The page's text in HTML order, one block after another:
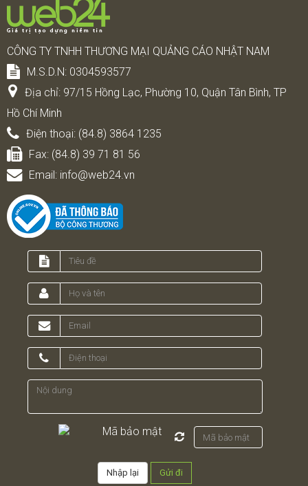
CÔNG TY TNHH THƯƠNG MẠI QUẢNG CÁO NHẬT NAM
M.S.D.N: 0304593577
Địa chỉ: 97/15 Hồng Lạc, Phường 10, Quận Tân Bình, TP
Hồ Chí Minh
Điện thoại: (84.8) 3864 1235
Fax: (84.8) 39 71 81 56
Email: info@web24.vn